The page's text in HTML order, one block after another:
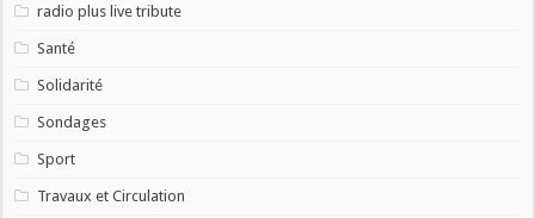
radio plus live tribute
Santé
Solidarité
Sondages
Sport
Travaux et Circulation